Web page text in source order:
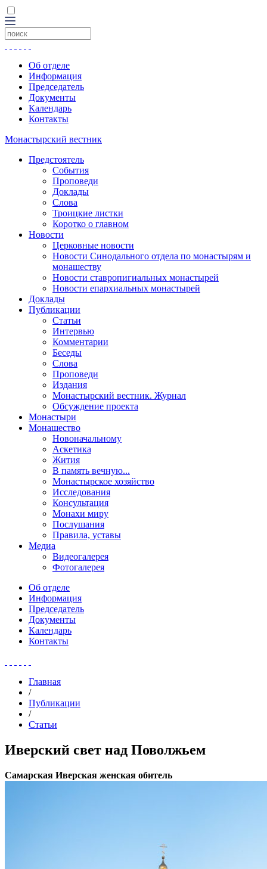
Об отделе
Информация
Председатель
Документы
Календарь
Контакты
Монастырский вестник
Предстоятель
События
Проповеди
Доклады
Слова
Троицкие листки
Коротко о главном
Новости
Церковные новости
Новости Синодального отдела по монастырям и
монашеству
Новости ставропигиальных монастырей
Новости епархиальных монастырей
Доклады
Публикации
Статьи
Интервью
Комментарии
Беседы
Слова
Проповеди
Издания
Монастырский вестник. Журнал
Обсуждение проекта
Монастыри
Монашество
Новоначальному
Аскетика
Жития
В память вечную...
Монастырское хозяйство
Исследования
Консультация
Монахи миру
Послушания
Правила, уставы
Медиа
Видеогалерея
Фотогалерея
Об отделе
Информация
Председатель
Документы
Календарь
Контакты
Главная
/
Публикации
/
Статьи
Иверский свет над Поволжьем
Самарская Иверская женская обитель